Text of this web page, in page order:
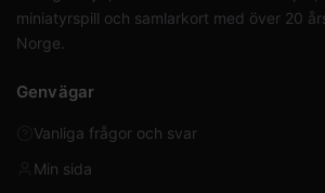
miniatyrspill och samlarkort med över 20
Norge.
Genvägar
Vanliga frågor och svar
Min sida